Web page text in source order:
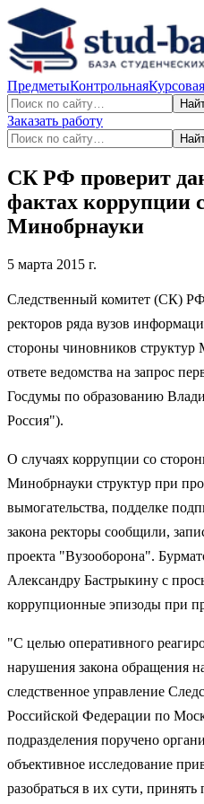
ПредметыКонтрольнаяКурсовая
Заказать работу
СК РФ проверит
фактах коррупции
Минобрнауки
5 марта 2015 г.
Следственный комитет (СК)
ректоров ряда вузов
стороны чиновников структур
ответе ведомства на запрос
Госдумы по образованию
Россия").
О случаях коррупции со
Минобрнауки структур при
вымогательства, подделке
закона ректоры сообщили,
проекта "Вузооборона".
Александру Бастрыкину с
коррупционные эпизоды при
"С целью оперативного
нарушения закона обращения
следственное управление
Российской Федерации по
подразделения поручено
объективное исследование
разобраться в их сути,